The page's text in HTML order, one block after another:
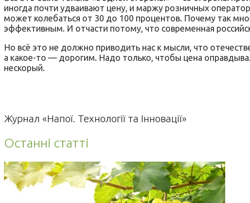
иногда почти удваивают цену, и маржу розничных
может колебаться от 30 до 100 процентов. Почему так
эффективным. И отчасти потому, что современная
Но всё это не должно приводить нас к мысли, что
а какое-то — дорогим. Надо только, чтобы цена
нескорый.
Журнал «Напої. Технології та Інновації»
Останні статті